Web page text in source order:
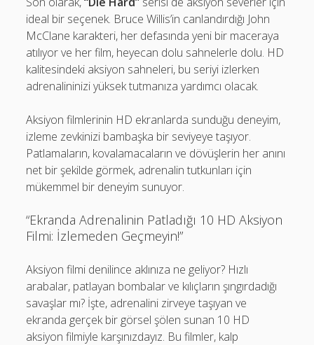
ideal bir seçenek. Bruce Willis’in canlandırdığı John
McClane karakteri, her defasında yeni bir maceraya
atılıyor ve her film, heyecan dolu sahnelerle dolu. HD
kalitesindeki aksiyon sahneleri, bu seriyi izlerken
adrenalininizi yüksek tutmanıza yardımcı olacak.
Aksiyon filmlerinin HD ekranlarda sunduğu deneyim,
izleme zevkinizi bambaşka bir seviyeye taşıyor.
Patlamaların, kovalamacaların ve dövüşlerin her anını
net bir şekilde görmek, adrenalin tutkunları için
mükemmel bir deneyim sunuyor.
“Ekranda Adrenalinin Patladığı 10 HD Aksiyon
Filmi: İzlemeden Geçmeyin!”
Aksiyon filmi denilince aklınıza ne geliyor? Hızlı
arabalar, patlayan bombalar ve kılıçların şıngırdadığı
savaşlar mı? İşte, adrenalini zirveye taşıyan ve
ekranda gerçek bir görsel şölen sunan 10 HD
aksiyon filmiyle karşınızdayız. Bu filmler, kalp